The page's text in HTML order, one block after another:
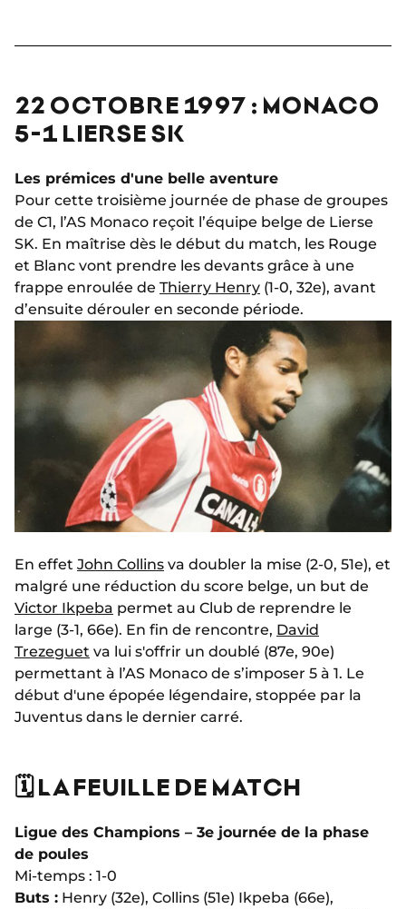
22 OCTOBRE 1997 : MONACO
5-1 LIERSE SK
Les prémices d'une belle aventure
Pour cette troisième journée de phase de groupes
de C1, l’AS Monaco reçoit l’équipe belge de Lierse
SK. En maîtrise dès le début du match, les Rouge
et Blanc vont prendre les devants grâce à une
frappe enroulée de Thierry Henry (1-0, 32e), avant
d’ensuite dérouler en seconde période.
En effet John Collins va doubler la mise (2-0, 51e), et
malgré une réduction du score belge, un but de
Victor Ikpeba permet au Club de reprendre le
large (3-1, 66e). En fin de rencontre, David
Trezeguet va lui s'offrir un doublé (87e, 90e)
permettant à l’AS Monaco de s’imposer 5 à 1. Le
début d'une épopée légendaire, stoppée par la
Juventus dans le dernier carré.
🗓️ LA FEUILLE DE MATCH
Ligue des Champions – 3e journée de la phase
de poules
Mi-temps : 1-0
Buts : Henry (32e), Collins (51e) Ikpeba (66e),